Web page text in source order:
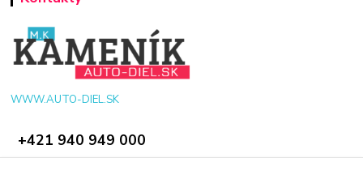
WWW.AUTO-DIEL.SK
+421 940 949 000